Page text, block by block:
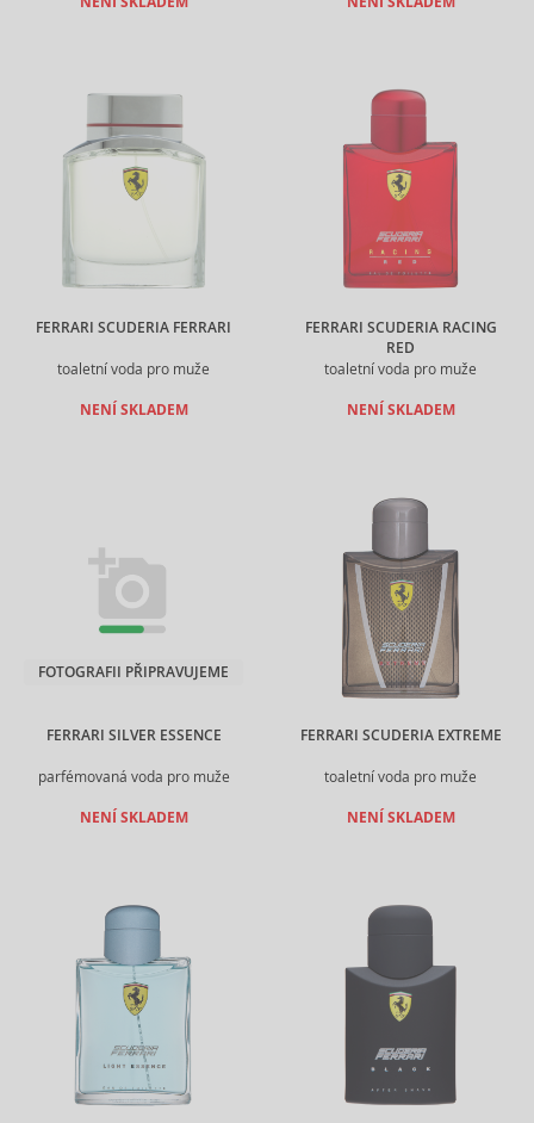
FERRARI SCUDERIA FERRARI
toaletní voda pro muže
NENÍ SKLADEM
FERRARI SCUDERIA RACING
RED
toaletní voda pro muže
NENÍ SKLADEM
FERRARI SILVER ESSENCE
parfémovaná voda pro muže
FOTOGRAFII PŘIPRAVUJEME
NENÍ SKLADEM
FERRARI SCUDERIA EXTREME
toaletní voda pro muže
NENÍ SKLADEM